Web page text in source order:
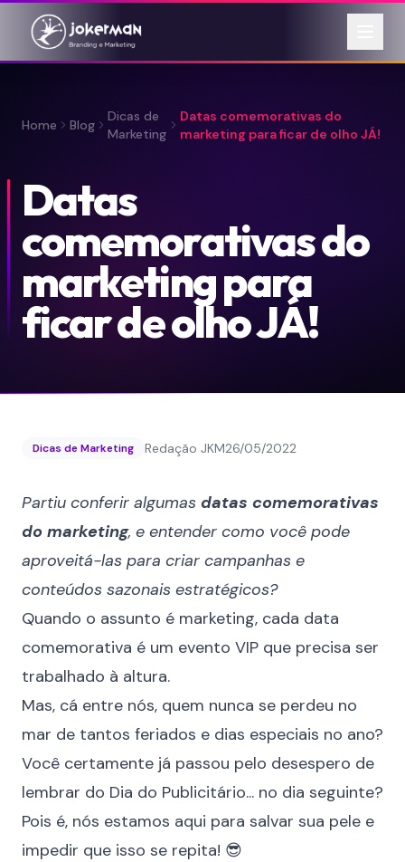
Home Blog
Dicas de
Marketing
Datas comemorativas do
marketing para ficar de olho JÁ!
Datas
comemorativas do
marketing para
ficar de olho JÁ!
Dicas de Marketing Redação JKM26/05/2022
Partiu conferir algumas datas comemorativas
do marketing, e entender como você pode
aproveitá-las para criar campanhas e
conteúdos sazonais estratégicos?
Quando o assunto é marketing, cada data
comemorativa é um evento VIP que precisa ser
trabalhado à altura.
Mas, cá entre nós, quem nunca se perdeu no
mar de tantos feriados e dias especiais no ano?
Você certamente já passou pelo desespero de
lembrar do Dia do Publicitário... no dia seguinte?
Pois é, nós estamos aqui para salvar sua pele e
impedir que isso se repita! 😎